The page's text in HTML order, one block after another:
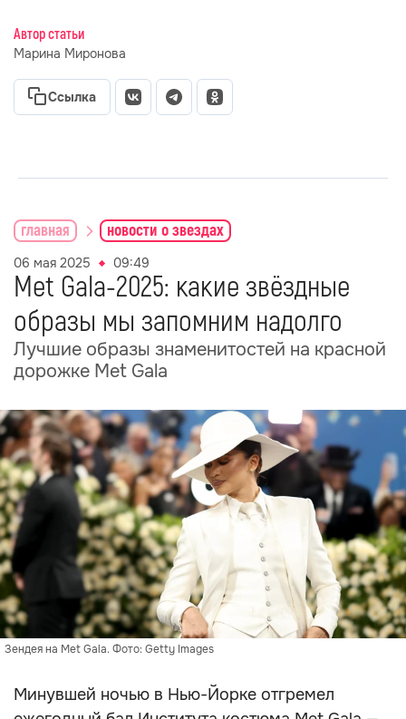
Автор статьи
Марина Миронова
Ссылка
главная новости о звездах
06 мая 2025 09:49
Met Gala-2025: какие звёздные
образы мы запомним надолго
Лучшие образы знаменитостей на красной
дорожке Met Gala
Зендея на Met Gala. Фото: Getty Images
Минувшей ночью в Нью-Йорке отгремел